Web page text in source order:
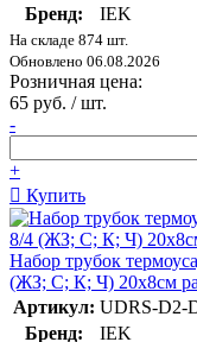
Бренд:
IEK
На складе 874 шт.
Обновлено 06.08.2026
Розничная цена:
65 руб. / шт.
-
+
Купить
Набор трубок
(ЖЗ; С; К; Ч) 20х8см
Артикул: UDRS-D2-
Бренд:
IEK